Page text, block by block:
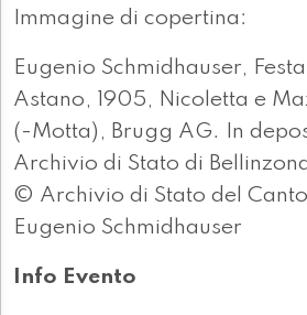
Immagine di copertina:
Eugenio Schmidhauser,
Astano, 1905, Nicoletta e
(-Motta), Brugg AG. In
Archivio di Stato di
© Archivio di Stato del
Eugenio Schmidhauser
Info Evento